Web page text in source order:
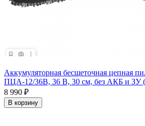
Аккумуляторная бесщеточная цепная
ПЦА-12/36В, 36 В, 30 см, без АКБ и ЗУ
8 990 ₽
В корзину